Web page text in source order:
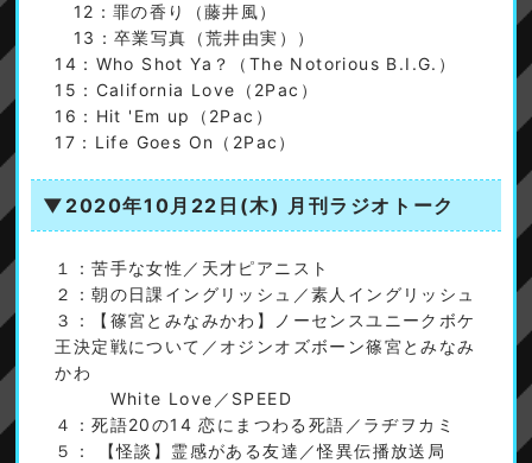
12：罪の香り（藤井風）
13：卒業写真（荒井由実））
14：Who Shot Ya？（The Notorious B.I.G.）
15：California Love（2Pac）
16：Hit 'Em up（2Pac）
17：Life Goes On（2Pac）
▼2020年10月22日(木) 月刊ラジオトーク
１：苦手な女性／天才ピアニスト
２：朝の日課イングリッシュ／素人イングリッシュ
３：【篠宮とみなみかわ】ノーセンスユニークボケ
王決定戦について／オジンオズボーン篠宮とみなみ
かわ
White Love／SPEED
４：死語20の14 恋にまつわる死語／ラヂヲカミ
５： 【怪談】霊感がある友達／怪異伝播放送局